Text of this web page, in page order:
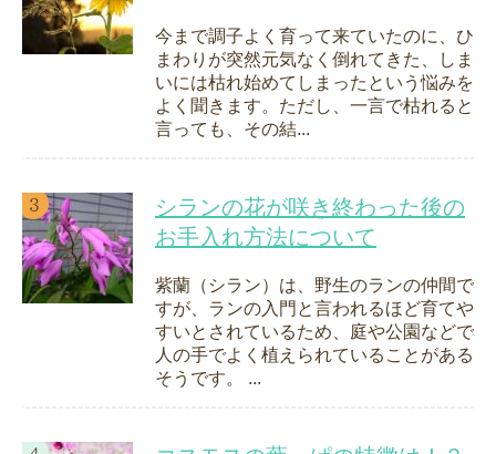
今まで調子よく育って来ていたのに、ひ
まわりが突然元気なく倒れてきた、しま
いには枯れ始めてしまったという悩みを
よく聞きます。ただし、一言で枯れると
言っても、その結...
シランの花が咲き終わった後の
お手入れ方法について
紫蘭（シラン）は、野生のランの仲間で
すが、ランの入門と言われるほど育てや
すいとされているため、庭や公園などで
人の手でよく植えられていることがある
そうです。 ...